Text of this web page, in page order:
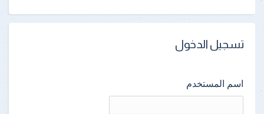
تسجيل الدخول
اسم المستخدم